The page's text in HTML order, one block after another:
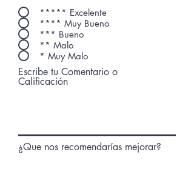
***** Excelente
**** Muy Bueno
*** Bueno
** Malo
* Muy Malo
Escribe tu Comentario o
Calificación
¿Que nos recomendarías mejorar?